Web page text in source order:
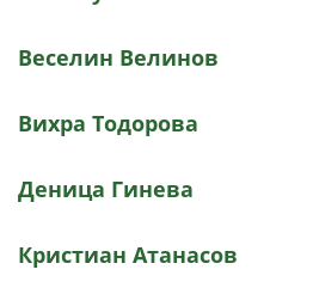
Веселин Велинов
Вихра Тодорова
Деница Гинева
Кристиан Атанасов